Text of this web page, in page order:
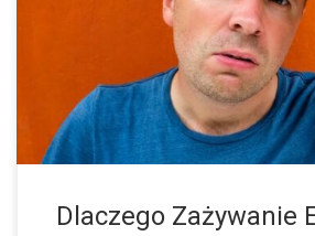
zapamiętywania. Jak sugeruje ostatnie
obszarów mózgu mogą być tego
mieli za zadanie zapamiętać 15 słów.
Dlaczego Zażywanie